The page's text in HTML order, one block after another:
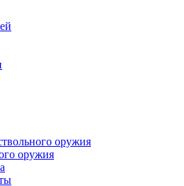
оружия
оружия